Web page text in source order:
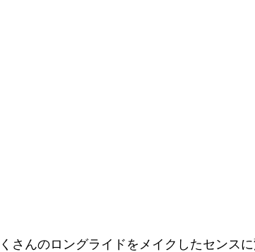
さんのロングライドをメイクしたセンス